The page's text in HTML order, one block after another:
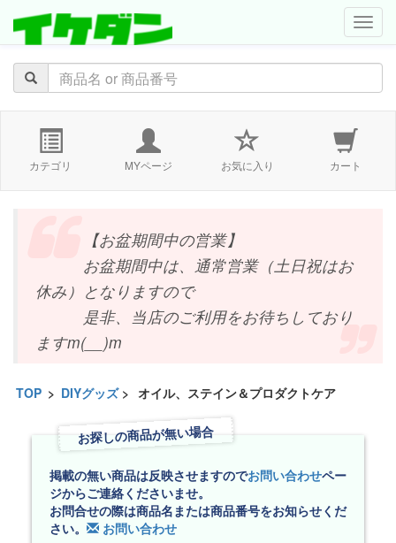
カテゴリ MYページ お気に入り カート
【お盆期間中の営業】
お盆期間中は、通常営業（土日祝はお
休み）となりますので
是非、当店のご利用をお待ちしており
ますm(__)m
TOP > DIYグッズ> オイル、ステイン＆プロダクトケア
お探しの商品が無い場合
掲載の無い商品は反映させますのでお問い合わせペー
ジからご連絡くださいませ。
お問合せの際は商品名または商品番号をお知らせくだ
さい。
お問い合わせ